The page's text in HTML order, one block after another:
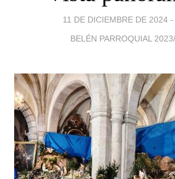
11 DE DICIEMBRE DE 2024
BELÉN PARROQUIAL